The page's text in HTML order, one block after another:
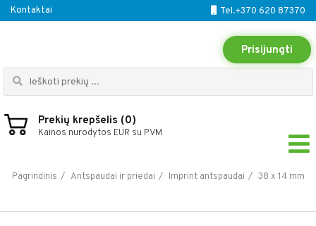
Tel.+370 620 87370
Kontaktai
Prekių krepšelis (0)
Kainos nurodytos EUR su PVM
Prisijungti
Pagrindinis Antspaudai ir priedai Imprint antspaudai 38 x 14 mm